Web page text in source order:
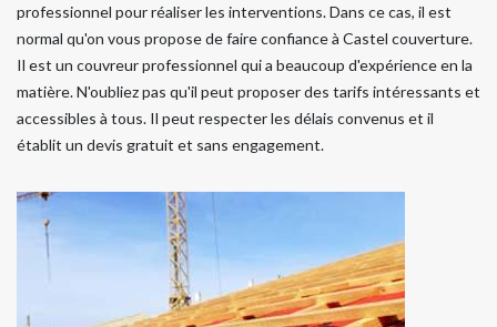
professionnel pour réaliser les interventions. Dans ce cas, il est
normal qu'on vous propose de faire confiance à Castel couverture.
Il est un couvreur professionnel qui a beaucoup d'expérience en la
matière. N'oubliez pas qu'il peut proposer des tarifs intéressants et
accessibles à tous. Il peut respecter les délais convenus et il
établit un devis gratuit et sans engagement.